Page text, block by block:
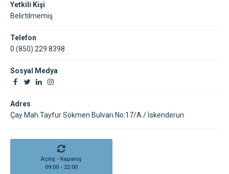
Yetkili Kişi
Belirtilmemiş
Telefon
0 (850) 229 8398
Sosyal Medya
Adres
Çay Mah.Tayfur Sökmen Bulvarı No:17/A / İskenderun
Açılış - Kapanış
09:00 - 22:00